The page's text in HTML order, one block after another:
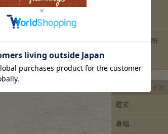
ダメージ箇所
平置き実寸サイズ
着丈
身幅